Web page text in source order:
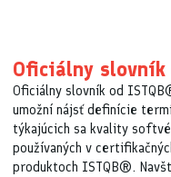
Oficiálny
Oficiálny slovník od
umožní nájsť definície
týkajúcich sa kvality
používaných v
produktoch ISTQB®.